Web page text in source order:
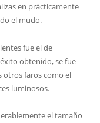
en prácticamente
el mudo.
fue el de
obtenido, se fue
otros faros como el
luminosos.
el tamaño